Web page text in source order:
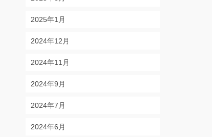
2025年1月
2024年12月
2024年11月
2024年9月
2024年7月
2024年6月